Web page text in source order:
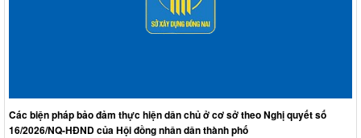
Các biện pháp bảo đảm thực hiện dân chủ ở cơ sở theo Nghị quyết số
16/2026/NQ-HĐND của Hội đồng nhân dân thành phố